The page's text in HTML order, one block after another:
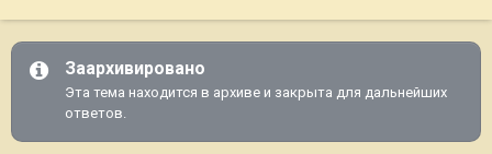
Заархивировано
Эта тема находится в архиве и закрыта для дальнейших
ответов.